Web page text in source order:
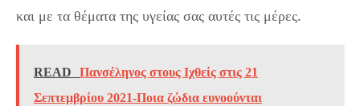
και με τα θέματα της υγείας σας αυτές τις μέρες.
READ
Πανσέληνος στους Ιχθείς στις 21
Σεπτεμβρίου 2021-Ποια ζώδια ευνοούνται